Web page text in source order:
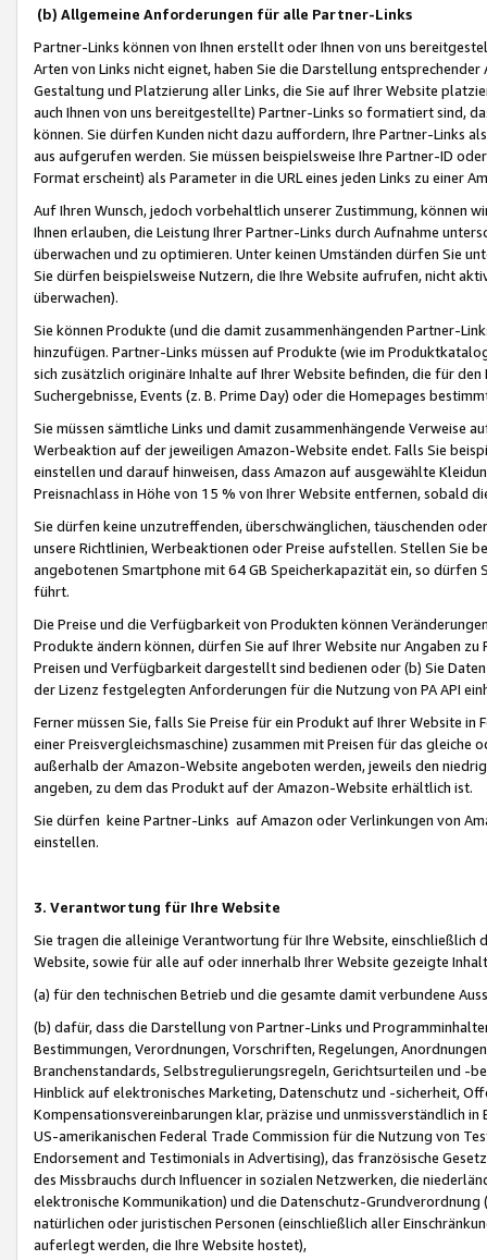
(b) Allgemeine Anforderungen für alle Partner-Links
Partner-Links können von Ihnen erstellt oder Ihnen von uns
Arten von Links nicht eignet, haben Sie die Darstellung
Gestaltung und Platzierung aller Links, die Sie auf Ihrer Website
auch Ihnen von uns bereitgestellte) Partner-Links so formatiert sind,
können. Sie dürfen Kunden nicht dazu auffordern, Ihre Partner-Links
aus aufgerufen werden. Sie müssen beispielsweise Ihre Partner-ID
Format erscheint) als Parameter in die URL eines jeden Links zu einer
Auf Ihren Wunsch, jedoch vorbehaltlich unserer Zustimmung, können
Ihnen erlauben, die Leistung Ihrer Partner-Links durch Aufnahme
überwachen und zu optimieren. Unter keinen Umständen dürfen Sie
Sie dürfen beispielsweise Nutzern, die Ihre Website aufrufen, nicht
überwachen).
Sie können Produkte (und die damit zusammenhängenden Partner-
hinzufügen. Partner-Links müssen auf Produkte (wie im
sich zusätzlich originäre Inhalte auf Ihrer Website befinden, die für
Suchergebnisse, Events (z. B. Prime Day) oder die Homepages
Sie müssen sämtliche Links und damit zusammenhängende
Werbeaktion auf der jeweiligen Amazon-Website endet. Falls Sie
einstellen und darauf hinweisen, dass Amazon auf ausgewählte
Preisnachlass in Höhe von 15 % von Ihrer Website entfernen, sobald
Sie dürfen keine unzutreffenden, überschwänglichen, täuschenden
unsere Richtlinien, Werbeaktionen oder Preise aufstellen. Stellen Sie
angebotenen Smartphone mit 64 GB Speicherkapazität ein, so dürfen
führt.
Die Preise und die Verfügbarkeit von Produkten können
Produkte ändern können, dürfen Sie auf Ihrer Website nur Angaben
Preisen und Verfügbarkeit dargestellt sind bedienen oder (b) Sie
der Lizenz festgelegten Anforderungen für die Nutzung von PA API
Ferner müssen Sie, falls Sie Preise für ein Produkt auf Ihrer Website
einer Preisvergleichsmaschine) zusammen mit Preisen für das
außerhalb der Amazon-Website angeboten werden, jeweils den
angeben, zu dem das Produkt auf der Amazon-Website erhältlich ist.
Sie dürfen keine Partner-Links auf Amazon oder Verlinkungen von
einstellen.
3. Verantwortung für Ihre Website
Sie tragen die alleinige Verantwortung für Ihre Website,
Website, sowie für alle auf oder innerhalb Ihrer Website gezeigte
(a) für den technischen Betrieb und die gesamte damit verbundene
(b) dafür, dass die Darstellung von Partner-Links und
Bestimmungen, Verordnungen, Vorschriften, Regelungen,
Branchenstandards, Selbstregulierungsregeln, Gerichtsurteilen und -
Hinblick auf elektronisches Marketing, Datenschutz und -sicherheit,
Kompensationsvereinbarungen klar, präzise und unmissverständlich
US-amerikanischen Federal Trade Commission für die Nutzung von
Endorsement and Testimonials in Advertising), das französische
des Missbrauchs durch Influencer in sozialen Netzwerken, die
elektronische Kommunikation) und die Datenschutz-
natürlichen oder juristischen Personen (einschließlich aller
auferlegt werden, die Ihre Website hostet),